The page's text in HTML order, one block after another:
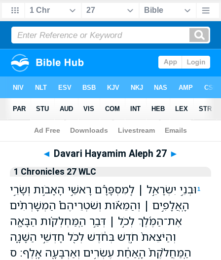
Bible>WLC > Davari Hayamim Aleph 27
◄ Davari Hayamim Aleph 27 ►
1 Chronicles 27 WLC
1 וּבְנֵ֣י יִשְׂרָאֵ֣ל ׀ לְֽמִסְפָּרָ֡ם רָאשֵׁ֣י הָאָבֹ֣ות וְשָׂרֵ֣י
הָֽאֲלָפִ֣ים ׀ וְהַמֵּאֹ֡ות וְשֹׁטְרֵיהֶם֩ הַמְשָׁרְתִ֨ים
אֶת־הַמֶּ֜לֶךְ לְכֹ֣ל ׀ דְּבַ֣ר הַֽמַּחְלְקֹ֗ות הַבָּאָ֤ה
וְהַיֹּצֵאת֙ חֹ֣דֶשׁ בְּחֹ֔דֶשׁ לְכֹ֖ל חָדְשֵׁ֣י הַשָּׁנָ֑ה
הַֽמַּחֲלֹ֙קֶת֙ הָֽאַחַ֔ת עֶשְׂרִ֥ים וְאַרְבָּעָ֖ה אָֽלֶף׃ ס